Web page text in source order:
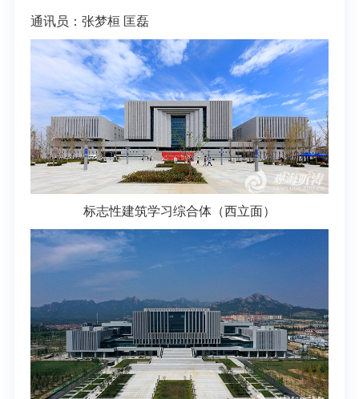
通讯员：张梦桓 匡磊
标志性建筑学习综合体（西立面）